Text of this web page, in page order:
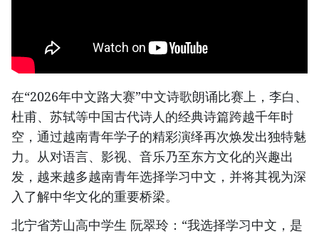
在“2026年中文路大赛”中文诗歌朗诵比赛上，李白、
杜甫、苏轼等中国古代诗人的经典诗篇跨越千年时
空，通过越南青年学子的精彩演绎再次焕发出独特魅
力。从对语言、影视、音乐乃至东方文化的兴趣出
发，越来越多越南青年选择学习中文，并将其视为深
入了解中华文化的重要桥梁。
北宁省芳山高中学生 阮翠玲：“我选择学习中文，是